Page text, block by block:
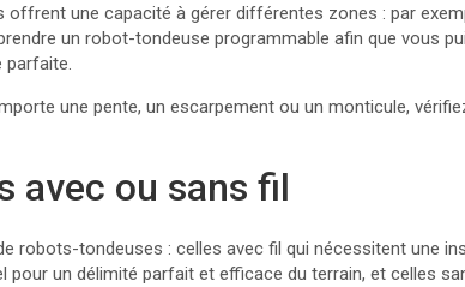
offrent une capacité à gérer différentes zones : par
un robot-tondeuse programmable afin que vous
parfaite.
une pente, un escarpement ou un monticule,
avec ou sans fil
robots-tondeuses : celles avec fil qui nécessitent une
un délimité parfait et efficace du terrain, et celles